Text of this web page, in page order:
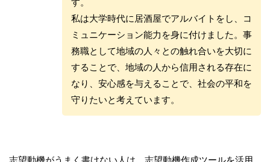
私は大学時代に居酒屋でアルバイトをし、コ
ミュニケーション能力を身に付けました。事
務職として地域の人々との触れ合いを大切に
することで、地域の人から信用される存在に
なり、安心感を与えることで、社会の平和を
守りたいと考えています。